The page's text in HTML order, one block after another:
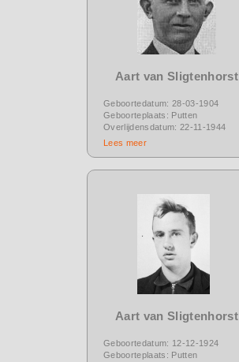
Aart van Sligtenhorst
Geboortedatum: 28-03-1904
Geboorteplaats: Putten
Overlijdensdatum: 22-11-1944
Lees meer
Aart van Sligtenhorst
Geboortedatum: 12-12-1924
Geboorteplaats: Putten